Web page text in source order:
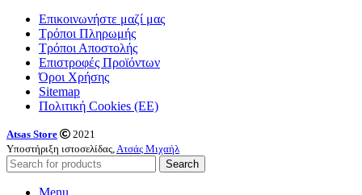
Επικοινωνήστε μαζί μας
Τρόποι Πληρωμής
Τρόποι Αποστολής
Επιστροφές Προϊόντων
Όροι Χρήσης
Sitemap
Πολιτική Cookies (ΕΕ)
Atsas Store
2021
Υποστήριξη ιστοσελίδας,Ατσάς Μιχαήλ
Search